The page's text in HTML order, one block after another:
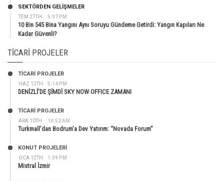
TEM 27TH 5:37 PM
SEKTÖRDEN GELIŞMELER
10 Bin 545 Bina Yangını Aynı Soruyu Gündeme Getirdi: Yangın Kapıları Ne
Kadar Güvenli?
TICARI PROJELER
HAZ 12TH 5:14 PM
TİCARİ PROJELER
DENİZLİ’DE ŞİMDİ SKY NOW OFFICE ZAMANI
ARA 10TH 10:52 AM
TİCARİ PROJELER
Turkmall’dan Bodrum’a Dev Yatırım: “Novada Forum”
OCA 12TH 1:39 PM
KONUT PROJELERI
Mistral İzmir